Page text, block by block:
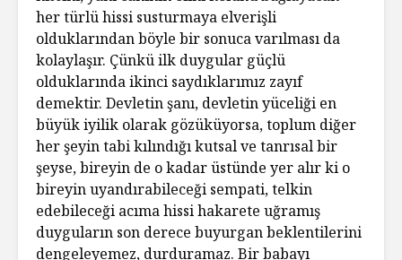
her türlü hissi susturmaya elverişli
olduklarından böyle bir sonuca varılması da
kolaylaşır. Çünkü ilk duygular güçlü
olduklarında ikinci saydıklarımız zayıf
demektir. Devletin şanı, devletin yüceliği en
büyük iyilik olarak gözüküyorsa, toplum diğer
her şeyin tabi kılındığı kutsal ve tanrısal bir
şeyse, bireyin de o kadar üstünde yer alır ki o
bireyin uyandırabileceği sempati, telkin
edebileceği acıma hissi hakarete uğramış
duyguların son derece buyurgan beklentilerini
dengeleyemez, durduramaz. Bir babayı